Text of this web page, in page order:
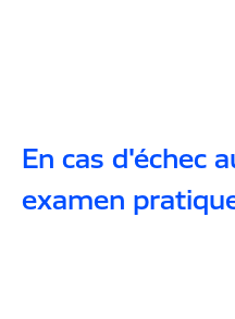
En cas d'échec
examen